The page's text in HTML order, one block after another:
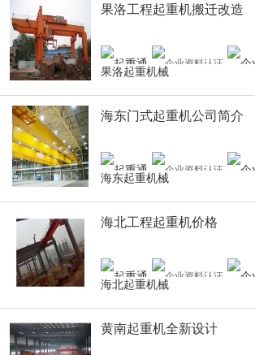
果洛工程起重机搬迁改造
果洛起重机械
海东门式起重机公司简介
海东起重机械
海北工程起重机价格
海北起重机械
黄南起重机全新设计